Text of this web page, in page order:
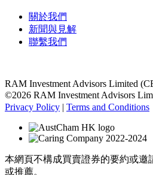
關於我們​
新聞與見解
聯繫我們
RAM Investment Advisors Limited
©2026 RAM Investment Advisors
Privacy Policy | Terms and Conditions
本網頁不構成買賣證券的要約或邀
或推薦。